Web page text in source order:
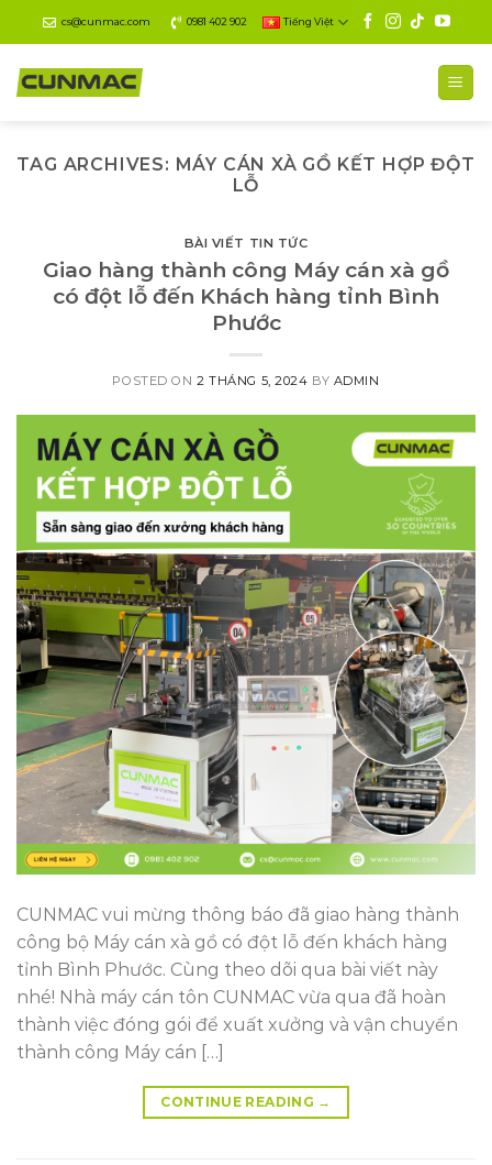
to
content
cs@cunmac.com 0981 402 902 Tiếng Việt
TAG ARCHIVES: MÁY CÁN XÀ GỒ KẾT HỢP ĐỘT
LỖ
BÀI VIẾT TIN TỨC
Giao hàng thành công Máy cán xà gồ
có đột lỗ đến Khách hàng tỉnh Bình
Phước
POSTED ON2 THÁNG 5, 2024 BY ADMIN
CUNMAC vui mừng thông báo đã giao hàng thành
công bộ Máy cán xà gồ có đột lỗ đến khách hàng
tỉnh Bình Phước. Cùng theo dõi qua bài viết này
nhé! Nhà máy cán tôn CUNMAC vừa qua đã hoàn
thành việc đóng gói để xuất xưởng và vận chuyển
thành công Máy cán […]
CONTINUE READING →